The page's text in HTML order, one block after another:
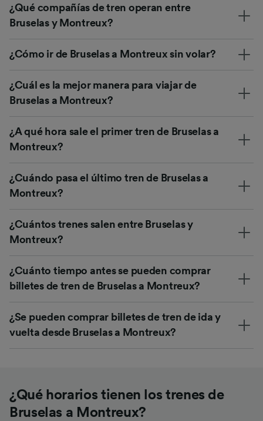
¿Qué compañías de tren operan entre
Bruselas y Montreux?
¿Cómo ir de Bruselas a Montreux sin volar?
¿Cuál es la mejor manera para viajar de
Bruselas a Montreux?
¿A qué hora sale el primer tren de Bruselas a
Montreux?
¿Cuándo pasa el último tren de Bruselas a
Montreux?
¿Cuántos trenes salen entre Bruselas y
Montreux?
¿Cuánto tiempo antes se pueden comprar
billetes de tren de Bruselas a Montreux?
¿Se pueden comprar billetes de tren de ida y
vuelta desde Bruselas a Montreux?
¿Qué horarios tienen los trenes de
Bruselas a Montreux?